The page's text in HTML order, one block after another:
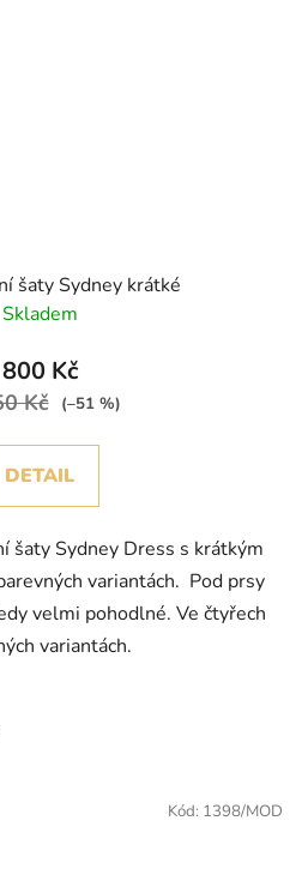
šaty Sydney krátké
Skladem
800 Kč
Kč (–51 %)
DETAIL
šaty Sydney Dress s krátkým
variantách. Pod prsy
velmi pohodlné. Ve čtyřech
variantách.
Kód: 1398/MOD